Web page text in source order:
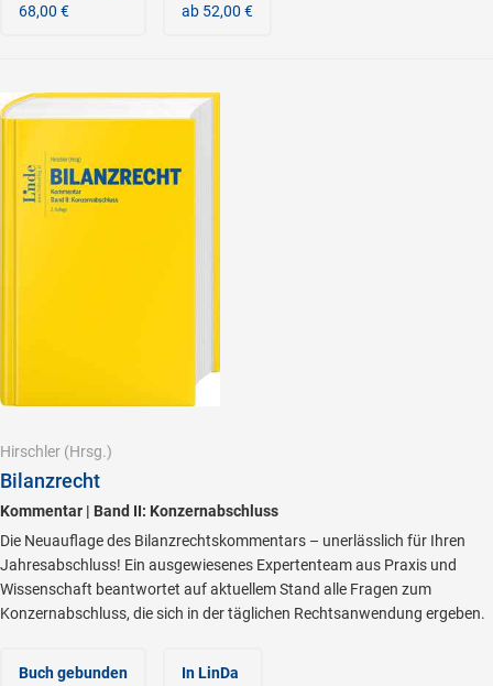
68,00 €
ab 52,00 €
Hirschler (Hrsg.)
Bilanzrecht
Kommentar | Band II: Konzernabschluss
Die Neuauflage des Bilanzrechtskommentars – unerlässlich für Ihren
Jahresabschluss! Ein ausgewiesenes Expertenteam aus Praxis und
Wissenschaft beantwortet auf aktuellem Stand alle Fragen zum
Konzernabschluss, die sich in der täglichen Rechtsanwendung ergeben.
Buch gebunden
In LinDa